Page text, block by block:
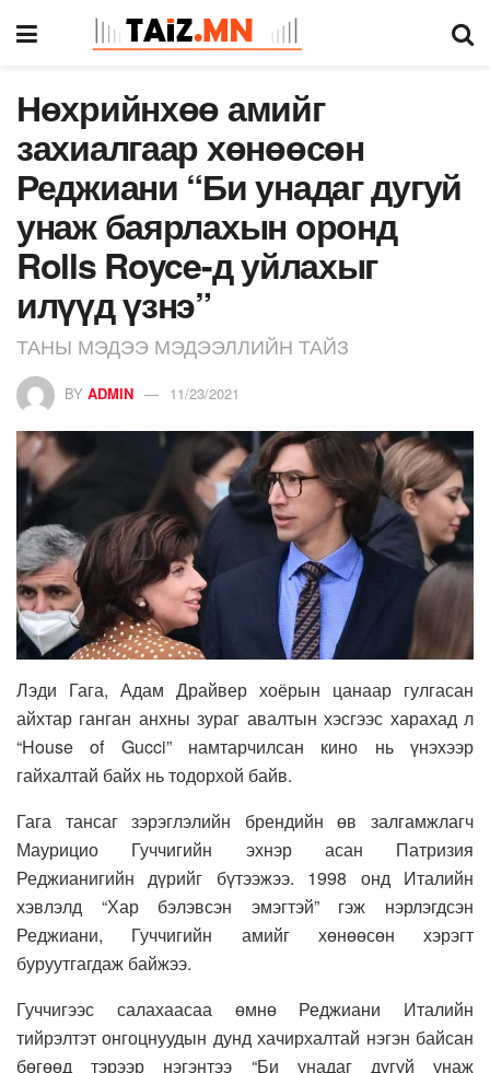
Нөхрийнхөө амийг
захиалгаар хөнөөсөн
Реджиани “Би унадаг дугуй
унаж баярлахын оронд
Rolls Royce-д уйлахыг
илүүд үзнэ”
ТАНЫ МЭДЭЭ МЭДЭЭЛЛИЙН ТАЙЗ
BY ADMIN 11/23/2021
Лэди Гага, Адам Драйвер хоёрын цанаар гулгасан
айхтар ганган анхны зураг авалтын хэсгээс харахад л
“House of Gucci” намтарчилсан кино нь үнэхээр
гайхалтай байх нь тодорхой байв.
Гага тансаг зэрэглэлийн брендийн өв залгамжлагч
Маурицио Гуччигийн эхнэр асан Патризия
Реджианигийн дүрийг бүтээжээ. 1998 онд Италийн
хэвлэлд “Хар бэлэвсэн эмэгтэй” гэж нэрлэгдсэн
Реджиани, Гуччигийн амийг хөнөөсөн хэрэгт
буруутгагдаж байжээ.
Гуччигээс салахаасаа өмнө Реджиани Италийн
тийрэлтэт онгоцнуудын дунд хачирхалтай нэгэн байсан
бөгөөд тэрээр нэгэнтээ “Би унадаг дугуй унаж